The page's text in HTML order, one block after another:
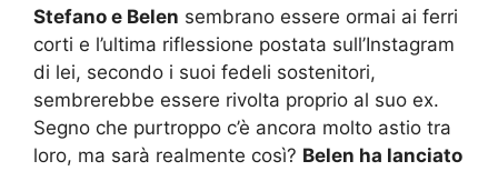
Stefano e Belen sembrano essere ormai ai ferri
corti e l’ultima riflessione postata sull’Instagram
di lei, secondo i suoi fedeli sostenitori,
sembrerebbe essere rivolta proprio al suo ex.
Segno che purtroppo c’è ancora molto astio tra
loro, ma sarà realmente così? Belen ha lanciato